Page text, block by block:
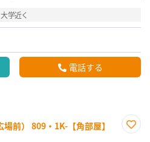
大学近く
電話する
前） 809・1K-【角部屋】